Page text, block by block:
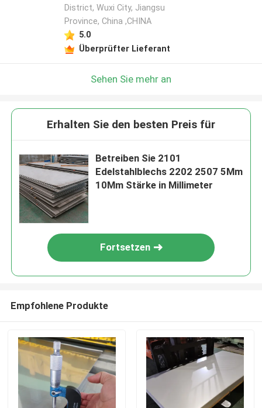
District, Wuxi City, Jiangsu
Province, China ,CHINA
5.0
Überprüfter Lieferant
Sehen Sie mehr an
Erhalten Sie den besten Preis für
Betreiben Sie 2101
Edelstahlblechs 2202 2507 5Mm
10Mm Stärke in Millimeter
Fortsetzen
Empfohlene Produkte